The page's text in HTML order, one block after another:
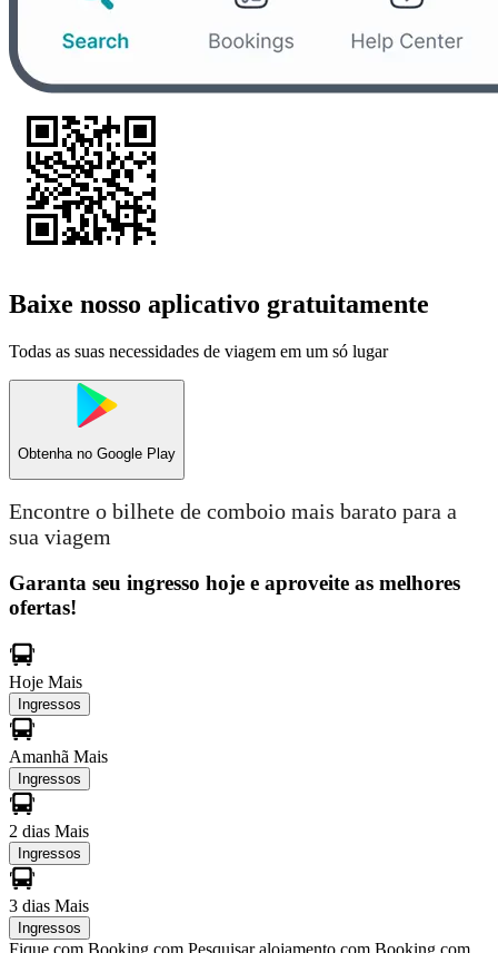
Baixe nosso aplicativo gratuitamente
Todas as suas necessidades de viagem em um só lugar
Obtenha no Google Play
Encontre o bilhete de comboio mais barato para a
sua viagem
Garanta seu ingresso hoje e aproveite as melhores
ofertas!
Hoje Mais
Ingressos
Amanhã Mais
Ingressos
2 dias Mais
Ingressos
3 dias Mais
Ingressos
Fique com Booking.com Pesquisar alojamento com Booking.com